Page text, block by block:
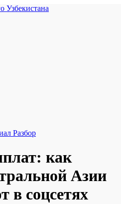
Разбор
как
Азии
в соцсетях